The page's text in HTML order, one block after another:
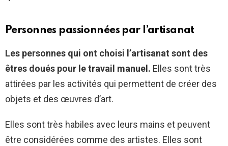
Personnes passionnées par l’artisanat
Les personnes qui ont choisi l’artisanat sont des
êtres doués pour le travail manuel. Elles sont très
attirées par les activités qui permettent de créer des
objets et des œuvres d’art.
Elles sont très habiles avec leurs mains et peuvent
être considérées comme des artistes. Elles sont